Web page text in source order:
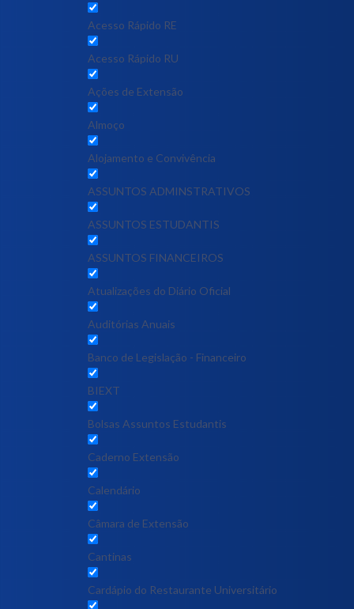
Acesso Rápido RE
Acesso Rápido RU
Ações de Extensão
Almoço
Alojamento e Convivência
ASSUNTOS ADMINSTRATIVOS
ASSUNTOS ESTUDANTIS
ASSUNTOS FINANCEIROS
Atualizações do Diário Oficial
Auditórias Anuais
Banco de Legislação - Financeiro
BIEXT
Bolsas Assuntos Estudantis
Caderno Extensão
Calendário
Câmara de Extensão
Cantinas
Cardápio do Restaurante Universitário